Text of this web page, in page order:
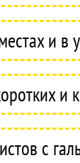
и в
и
с